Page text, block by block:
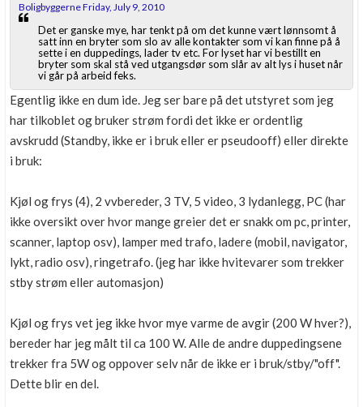
Boligbyggerne Friday, July 9, 2010
Det er ganske mye, har tenkt på om det kunne vært lønnsomt å
satt inn en bryter som slo av alle kontakter som vi kan finne på å
sette i en duppedings, lader tv etc. For lyset har vi bestillt en
bryter som skal stå ved utgangsdør som slår av alt lys i huset når
vi går på arbeid feks.
Egentlig ikke en dum ide. Jeg ser bare på det utstyret som jeg
har tilkoblet og bruker strøm fordi det ikke er ordentlig
avskrudd (Standby, ikke er i bruk eller er pseudooff) eller direkte
i bruk:
Kjøl og frys (4), 2 vvbereder, 3 TV, 5 video, 3 lydanlegg, PC (har
ikke oversikt over hvor mange greier det er snakk om pc, printer,
scanner, laptop osv), lamper med trafo, ladere (mobil, navigator,
lykt, radio osv), ringetrafo. (jeg har ikke hvitevarer som trekker
stby strøm eller automasjon)
Kjøl og frys vet jeg ikke hvor mye varme de avgir (200 W hver?),
bereder har jeg målt til ca 100 W. Alle de andre duppedingsene
trekker fra 5W og oppover selv når de ikke er i bruk/stby/"off".
Dette blir en del.